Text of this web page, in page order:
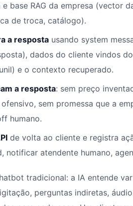
base RAG da empresa (vector
de troca, catálogo).
a resposta usando system
dados do cliente vindos
e o contexto recuperado.
a resposta: sem preço
sem promessa que a
humano.
de volta ao cliente e registra
notificar atendente humano,
tradicional: a IA entende
perguntas indiretas,